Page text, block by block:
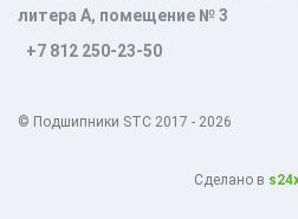
литера А, помещение № 3
+7 812 250-23-50
© Подшипники STC 2017 - 2026
Cделано в